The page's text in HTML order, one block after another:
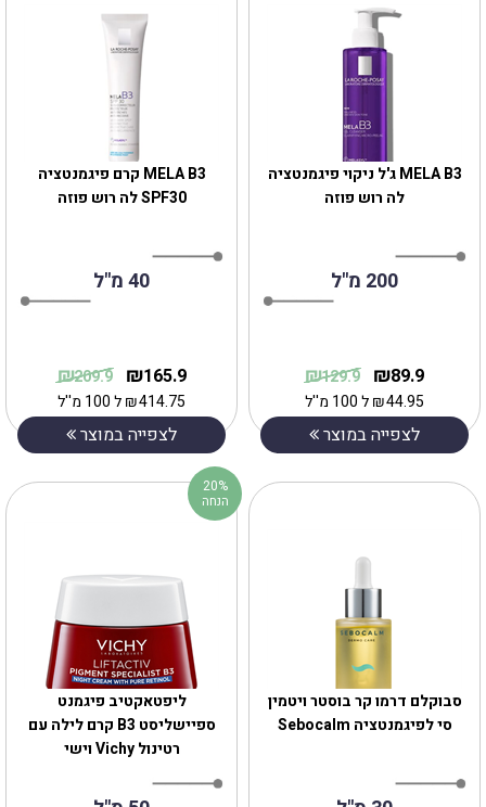
MELA B3 קרם פיגמנטציה
SPF30 לה רוש פוזה
40 מ"ל
165.9
₪
209.9
₪
414.75
₪ל 100 מ''ל
לצפייה במוצר
MELA B3 ג'ל ניקוי פיגמנטציה
לה רוש פוזה
200 מ"ל
89.9
₪
129.9
₪
44.95
₪ל 100 מ''ל
לצפייה במוצר
ליפטאקטיב פיגמנט
ספיישליסט B3 קרם לילה עם
רטינול Vichy וישי
20%
הנחה
‎סבוקלם דרמו קר בוסטר ויטמין
סי לפיגמנטציה Sebocalm